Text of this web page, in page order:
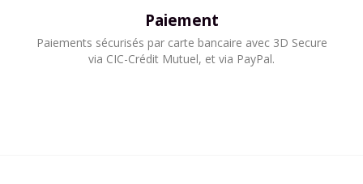
Paiement
Paiements sécurisés par carte bancaire avec 3D Secure
via CIC-Crédit Mutuel, et via PayPal.​